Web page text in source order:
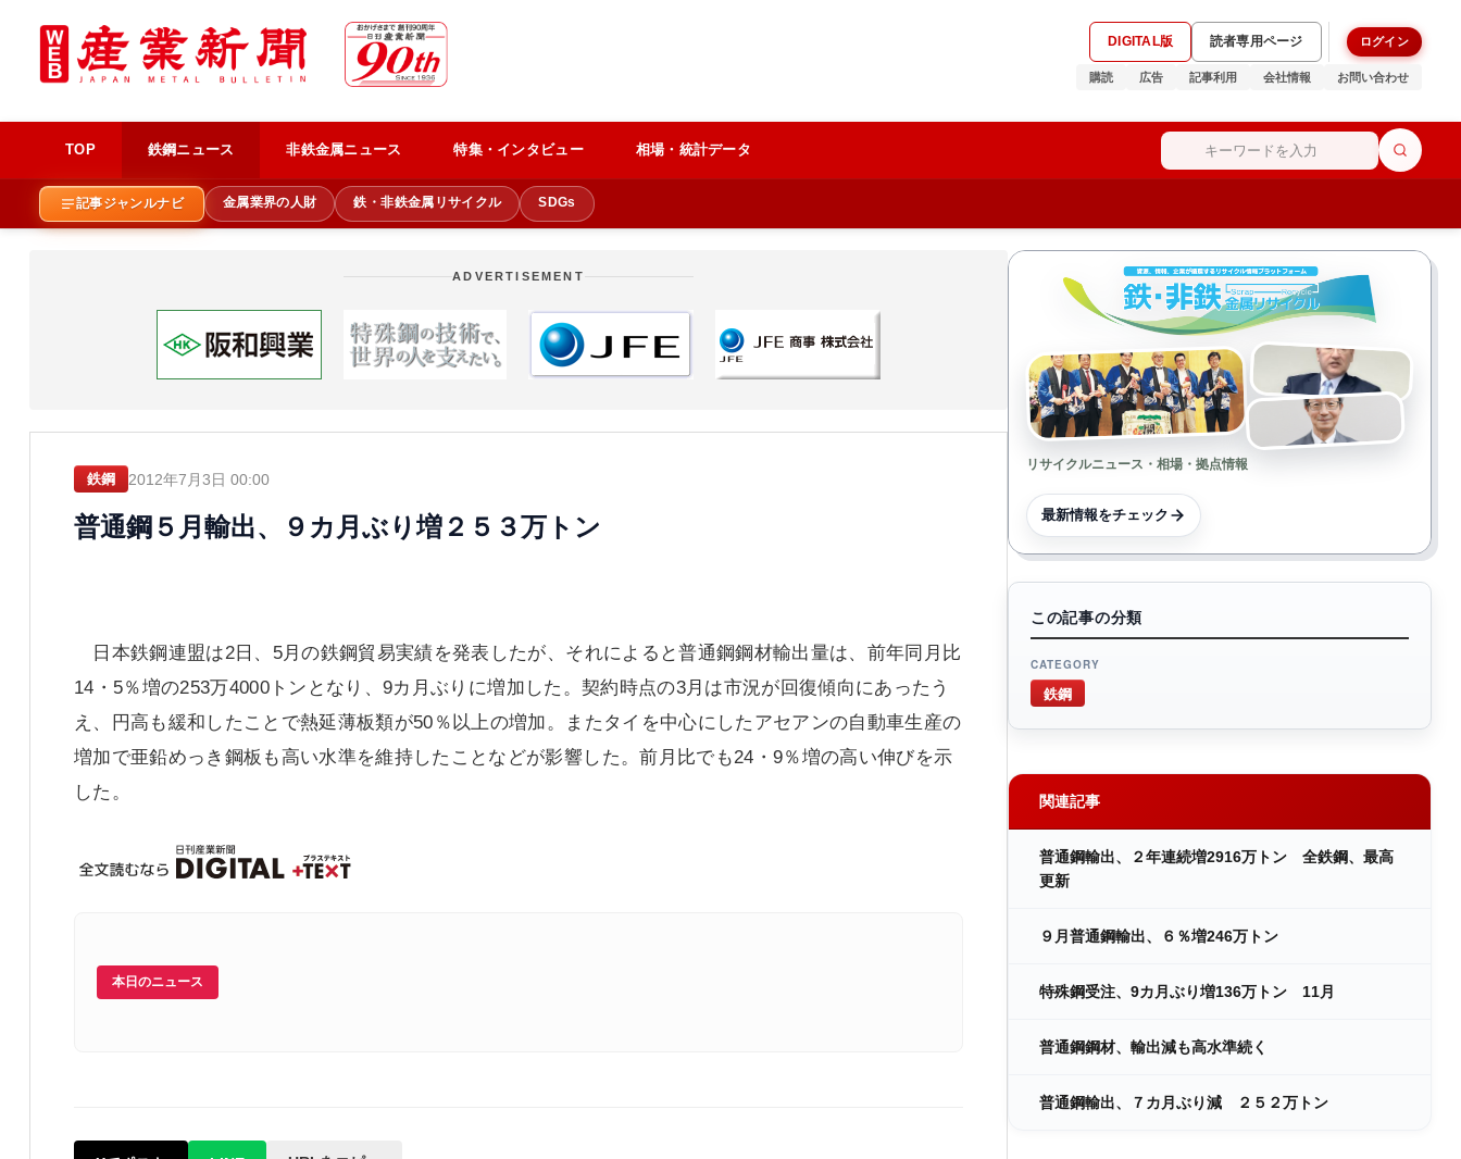
DIGITAL版 読者専用ページ ログイン
購読 広告 記事利用 会社情報 お問い合わせ
TOP 鉄鋼ニュース 非鉄金属ニュース 特集・インタビュー 相場・統計データ
記事ジャンルナビ 金属業界の人財 鉄・非鉄金属リサイクル SDGs
ADVERTISEMENT
鉄鋼 2012年7月3日 00:00
普通鋼５月輸出、９カ月ぶり増２５３万トン
日本鉄鋼連盟は2日、5月の鉄鋼貿易実績を発表したが、それによると普通鋼鋼材輸出量は、前年同月比
14・5％増の253万4000トンとなり、9カ月ぶりに増加した。契約時点の3月は市況が回復傾向にあったう
え、円高も緩和したことで熱延薄板類が50％以上の増加。またタイを中心にしたアセアンの自動車生産の
増加で亜鉛めっき鋼板も高い水準を維持したことなどが影響した。前月比でも24・9％増の高い伸びを示
した。
本日のニュース
リサイクルニュース・相場・拠点情報
最新情報をチェック
この記事の分類
CATEGORY
鉄鋼
関連記事
普通鋼輸出、２年連続増2916万トン 全鉄鋼、最高
更新
９月普通鋼輸出、６％増246万トン
特殊鋼受注、9カ月ぶり増136万トン 11月
普通鋼鋼材、輸出減も高水準続く
普通鋼輸出、７カ月ぶり減 ２５２万トン